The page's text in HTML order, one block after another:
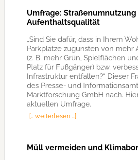
Umfrage:
Aufenthaltsqualität
„Sind Sie dafür, dass in Ihrem
Parkplätze zugunsten von mehr
(z. B. mehr Grün, Spielflächen
Platz für Fußgänger) bzw.
Infrastruktur entfallen?“ Dieser
des Presse- und
Marktforschung GmbH nach.
aktuellen Umfrage.
[… weiterlesen …]
Müll vermeiden und